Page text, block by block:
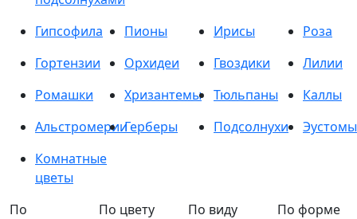
Гипсофила
Пионы Ирисы
Роза
Гортензии
Орхидеи Гвоздики
Лилии
Ромашки
Хризантемы Тюльпаны
Каллы
АльстромерииГерберы Подсолнухи
Эустомы
Комнатные
цветы
По
По цвету
По виду
По форме